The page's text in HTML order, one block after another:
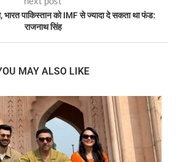
भारत पाकिस्तान को IMF से ज्यादा दे सकता था फंड:
राजनाथ सिंह
MAY ALSO LIKE